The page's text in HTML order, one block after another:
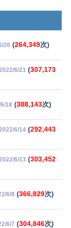
26 (264,349次)
6/21 (307,173
18 (388,143次)
6/14 (292,443
6/13 (303,452
6/8 (366,829次)
6/7 (304,846次)